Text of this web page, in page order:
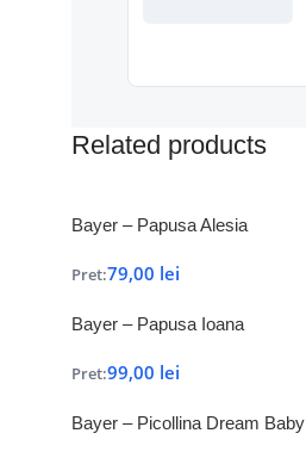
Related products
Bayer – Papusa Alesia
Pret:79,00 lei
Bayer – Papusa Ioana
Pret:99,00 lei
Bayer – Picollina Dream Baby